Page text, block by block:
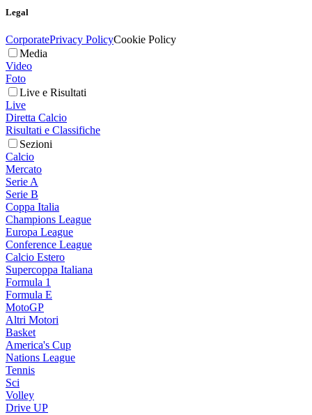
Legal
CorporatePrivacy PolicyCookie Policy
Media
Video
Foto
Live e Risultati
Live
Diretta Calcio
Risultati e Classifiche
Sezioni
Calcio
Mercato
Serie A
Serie B
Coppa Italia
Champions League
Europa League
Conference League
Calcio Estero
Supercoppa Italiana
Formula 1
Formula E
MotoGP
Altri Motori
Basket
America's Cup
Nations League
Tennis
Sci
Volley
Drive UP